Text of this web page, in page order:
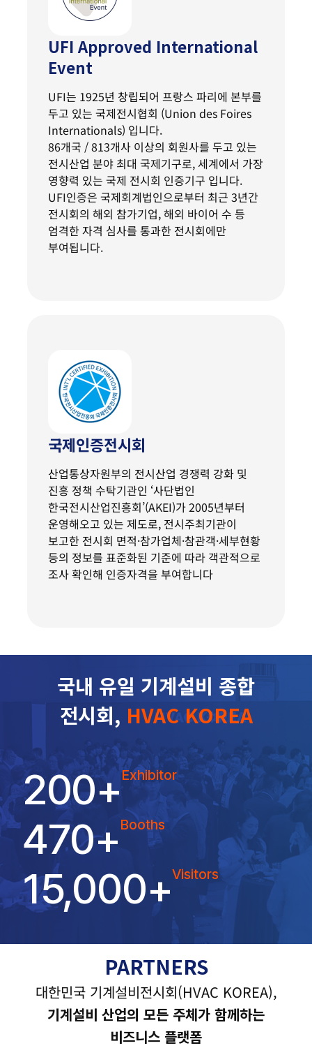
UFI Approved International
Event
UFI는 1925년 창립되어 프랑스 파리에 본부를
두고 있는 국제전시협회 (Union des Foires
Internationals) 입니다.
86개국 / 813개사 이상의 회원사를 두고 있는
전시산업 분야 최대 국제기구로, 세계에서 가장
영향력 있는 국제 전시회 인증기구 입니다.
UFI인증은 국제회계법인으로부터 최근 3년간
전시회의 해외 참가기업, 해외 바이어 수 등
엄격한 자격 심사를 통과한 전시회에만
부여됩니다.
국제인증전시회
산업통상자원부의 전시산업 경쟁력 강화 및
진흥 정책 수탁기관인 ‘사단법인
한국전시산업진흥회’(AKEI)가 2005년부터
운영해오고 있는 제도로, 전시주최기관이
보고한 전시회 면적·참가업체·참관객·세부현황
등의 정보를 표준화된 기준에 따라 객관적으로
조사 확인해 인증자격을 부여합니다
국내 유일 기계설비 종합
전시회, HVAC KOREA
200+Exhibitor
470+ Booths
15,000+Visitors
PARTNERS
대한민국 기계설비전시회(HVAC KOREA),
기계설비 산업의 모든 주체가 함께하는
비즈니스 플랫폼